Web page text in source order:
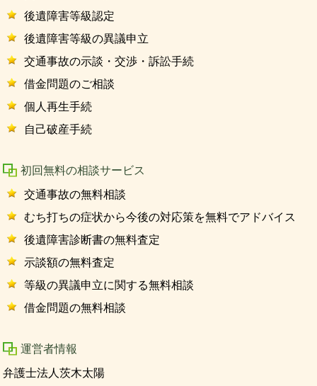
後遺障害等級認定
後遺障害等級の異議申立
交通事故の示談・交渉・訴訟手続
借金問題のご相談
個人再生手続
自己破産手続
初回無料の相談サービス
交通事故の無料相談
むち打ちの症状から今後の対応策を無料でアドバイス
後遺障害診断書の無料査定
示談額の無料査定
等級の異議申立に関する無料相談
借金問題の無料相談
運営者情報
弁護士法人茨木太陽